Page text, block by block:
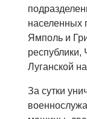
населенных
Ямполь и
Луганской
За сутки